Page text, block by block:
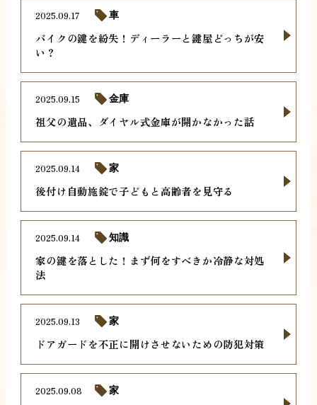
バイクの鍵を紛失！ディーラーと鍵屋どっちが安
い？
2025.09.17 車
祖父の遺品、ダイヤル式金庫が開かなかった話
2025.09.15 金庫
後付け自動施錠で子どもと高齢者を見守る
2025.09.14 家
家の鍵を落とした！まず何をすべきか冷静な対処
法
2025.09.14 知識
ドアガードを不正に開けさせないための防犯対策
2025.09.13 家
2025.09.08 家